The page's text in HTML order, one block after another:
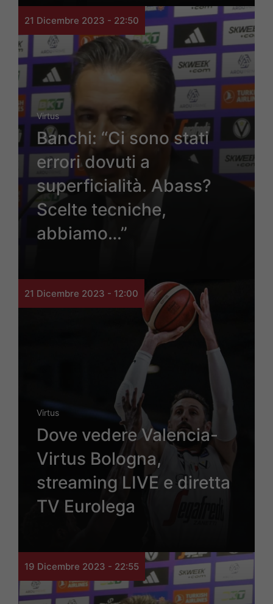
21 Dicembre 2023 - 22:50
Virtus
Banchi: “Ci sono stati
errori dovuti a
superficialità. Abass?
Scelte tecniche,
abbiamo…”
21 Dicembre 2023 - 12:00
Virtus
Dove vedere Valencia-
Virtus Bologna,
streaming LIVE e diretta
TV Eurolega
19 Dicembre 2023 - 22:55